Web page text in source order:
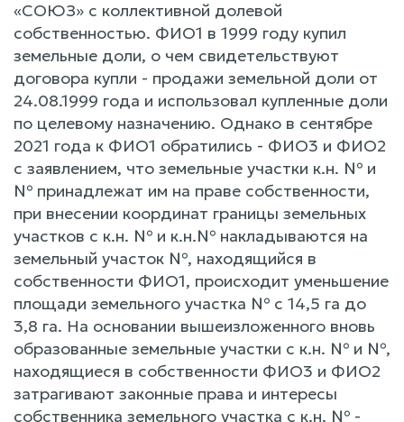
«СОЮЗ» с коллективной долевой
собственностью. ФИО1 в 1999 году купил
земельные доли, о чем свидетельствуют
договора купли - продажи земельной доли от
24.08.1999 года и использовал купленные доли
по целевому назначению. Однако в сентябре
2021 года к ФИО1 обратились - ФИО3 и ФИО2
с заявлением, что земельные участки к.н. № и
№ принадлежат им на праве собственности,
при внесении координат границы земельных
участков с к.н. № и к.н.№ накладываются на
земельный участок №, находящийся в
собственности ФИО1, происходит уменьшение
площади земельного участка № с 14,5 га до
3,8 га. На основании вышеизложенного вновь
образованные земельные участки с к.н. № и №,
находящиеся в собственности ФИО3 и ФИО2
затрагивают законные права и интересы
собственника земельного участка с к.н. № -